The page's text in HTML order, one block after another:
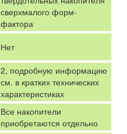
сверхмалого форм-
фактора
Нет
2, подробную информацию
см. в кратких технических
характеристиках
Все накопители
приобретаются отдельно